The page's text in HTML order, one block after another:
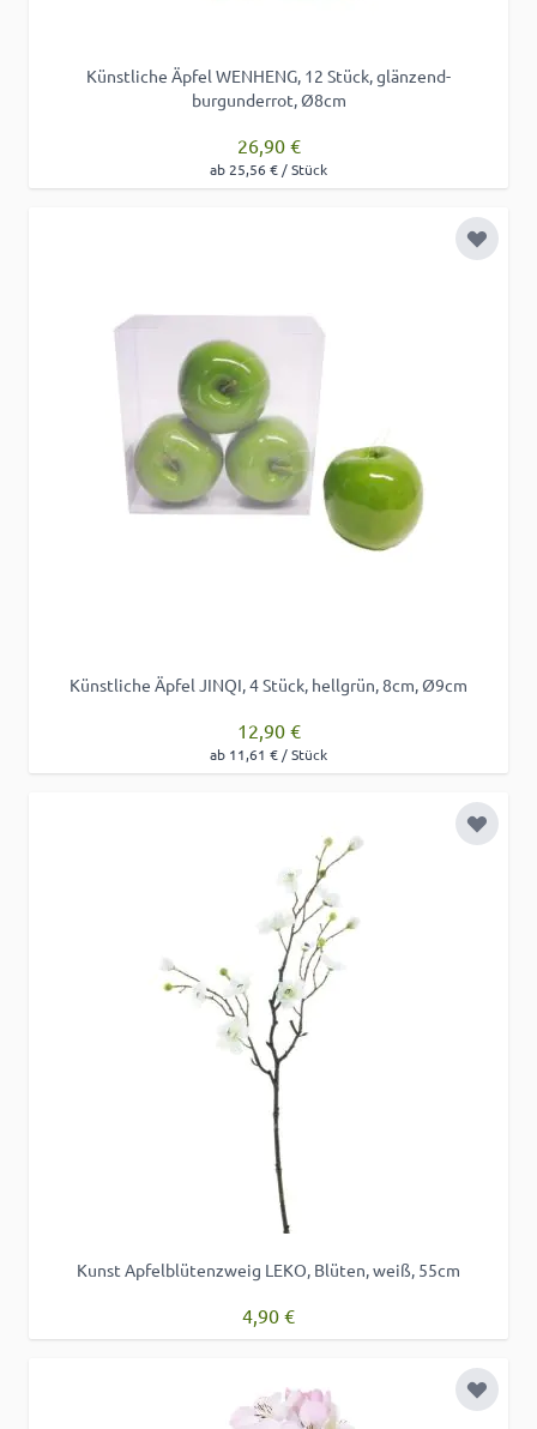
Künstliche Äpfel WENHENG, 12 Stück, glänzend-
burgunderrot, Ø8cm
26,90 €
ab 25,56 € / Stück
Zur
Künstliche Äpfel JINQI, 4 Stück, hellgrün, 8cm, Ø9cm
12,90 €
ab 11,61 € / Stück
Zur
Kunst Apfelblütenzweig LEKO, Blüten, weiß, 55cm
4,90 €
Zur